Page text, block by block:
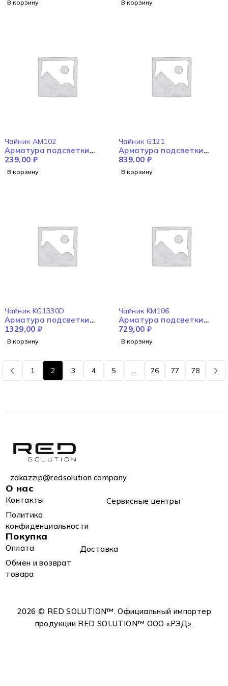
В корзину В корзину
Чайник AM102
Арматура подсветки
AM102
239,00 ₽
В корзину
Чайник G121
Арматура подсветки
G121
839,00 ₽
В корзину
Чайник KG1330D
Арматура подсветки
KG1330D
1329,00 ₽
В корзину
Чайник KM106
Арматура подсветки
KM106
729,00 ₽
В корзину
1 2 3 4 5 … 76 77 78
zakazzip@redsolution.company
О нас
Контакты
Сервисные центры
Политика
конфиденциальности
Покупка
Оплата
Доставка
Обмен и возврат
товара
2026 © RED SOLUTION™. Официальный импортер
продукции RED SOLUTION™ OOO «РЭД».